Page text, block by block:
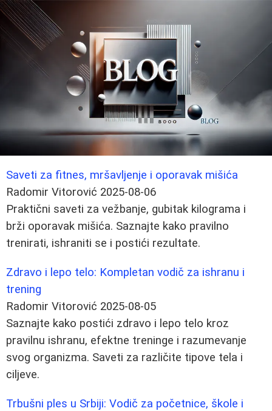
Saveti za fitnes, mršavljenje i oporavak mišića
Radomir Vitorović 2025-08-06
Praktični saveti za vežbanje, gubitak kilograma i
brži oporavak mišića. Saznajte kako pravilno
trenirati, ishraniti se i postići rezultate.
Zdravo i lepo telo: Kompletan vodič za ishranu i
trening
Radomir Vitorović 2025-08-05
Saznajte kako postići zdravo i lepo telo kroz
pravilnu ishranu, efektne treninge i razumevanje
svog organizma. Saveti za različite tipove tela i
ciljeve.
Trbušni ples u Srbiji: Vodič za početnice, škole i